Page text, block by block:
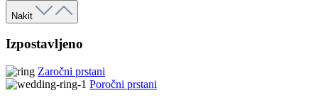
Nakit
Izpostavljeno
Zaročni prstani
Poročni prstani